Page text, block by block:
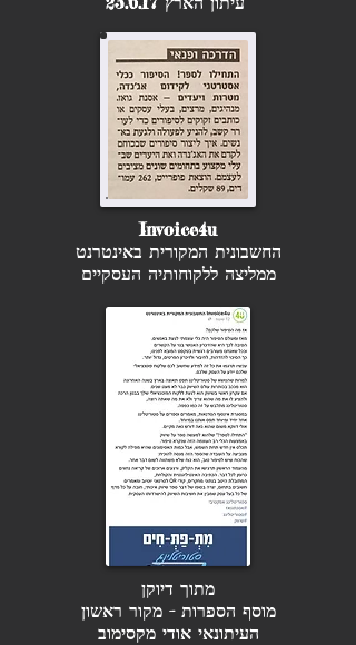
Invoice4u
החשבונית המקורית באינטרנט
ממליצה ללקוחותיה העסקיים
מתוך דיוקן
מוסף הספרות - מקור ראשון
העיתונאי אודי מקסימוב